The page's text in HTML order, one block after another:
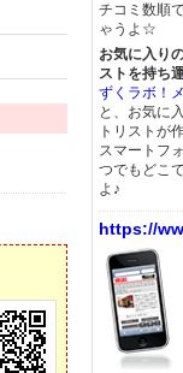
チコミ数順
ゃうよ☆
お気に入り
ストを持ち
ずくラボ！
と、お気に
トリストが
スマートフ
つでもどこ
よ♪
https://